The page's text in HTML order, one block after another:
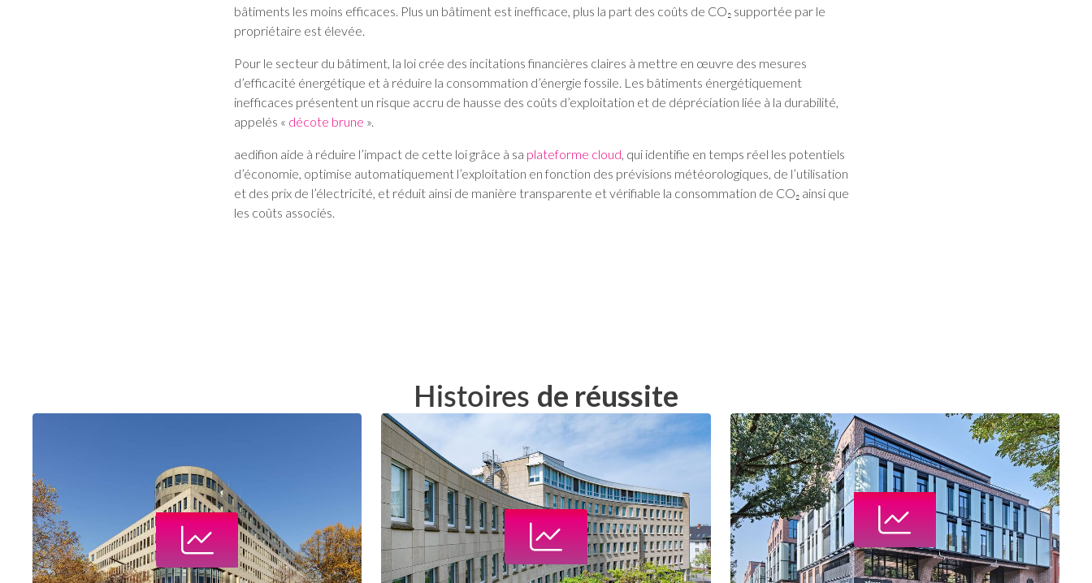
bâtiments les moins efficaces. Plus un bâtiment est inefficace, plus la part des coûts de CO₂ supportée par le
propriétaire est élevée.
Pour le secteur du bâtiment, la loi crée des incitations financières claires à mettre en œuvre des mesures
d’efficacité énergétique et à réduire la consommation d’énergie fossile. Les bâtiments énergétiquement
inefficaces présentent un risque accru de hausse des coûts d’exploitation et de dépréciation liée à la durabilité,
appelés « décote brune ».
aedifion aide à réduire l’impact de cette loi grâce à sa plateforme cloud, qui identifie en temps réel les potentiels
d’économie, optimise automatiquement l’exploitation en fonction des prévisions météorologiques, de l’utilisation
et des prix de l’électricité, et réduit ainsi de manière transparente et vérifiable la consommation de CO₂ ainsi que
les coûts associés.
Histoires de réussite